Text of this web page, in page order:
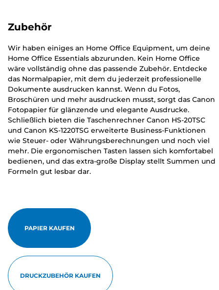
Zubehör
Wir haben einiges an Home Office Equipment, um deine
Home Office Essentials abzurunden. Kein Home Office
wäre vollständig ohne das passende Zubehör. Entdecke
das Normalpapier, mit dem du jederzeit professionelle
Dokumente ausdrucken kannst. Wenn du Fotos,
Broschüren und mehr ausdrucken musst, sorgt das Canon
Fotopapier für glänzende und elegante Ausdrucke.
Schließlich bieten die Taschenrechner Canon HS-20TSC
und Canon KS-1220TSG erweiterte Business-Funktionen
wie Steuer- oder Währungsberechnungen und noch viel
mehr. Die ergonomischen Tasten lassen sich komfortabel
bedienen, und das extra-große Display stellt Summen und
Formeln gut lesbar dar.
PAPIER KAUFEN
DRUCKZUBEHÖR KAUFEN